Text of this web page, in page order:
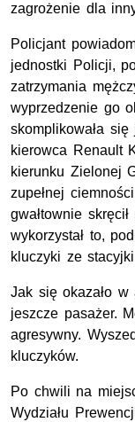
zagrożenie dla
Policjant
jednostki Policji,
zatrzymania
wyprzedzenie go
skomplikowała
kierowca Renault
kierunku Zielonej
zupełnej
gwałtownie
wykorzystał to,
kluczyki ze
Jak się okazało w
jeszcze pasażer.
agresywny.
kluczyków.
Po chwili na
Wydziału